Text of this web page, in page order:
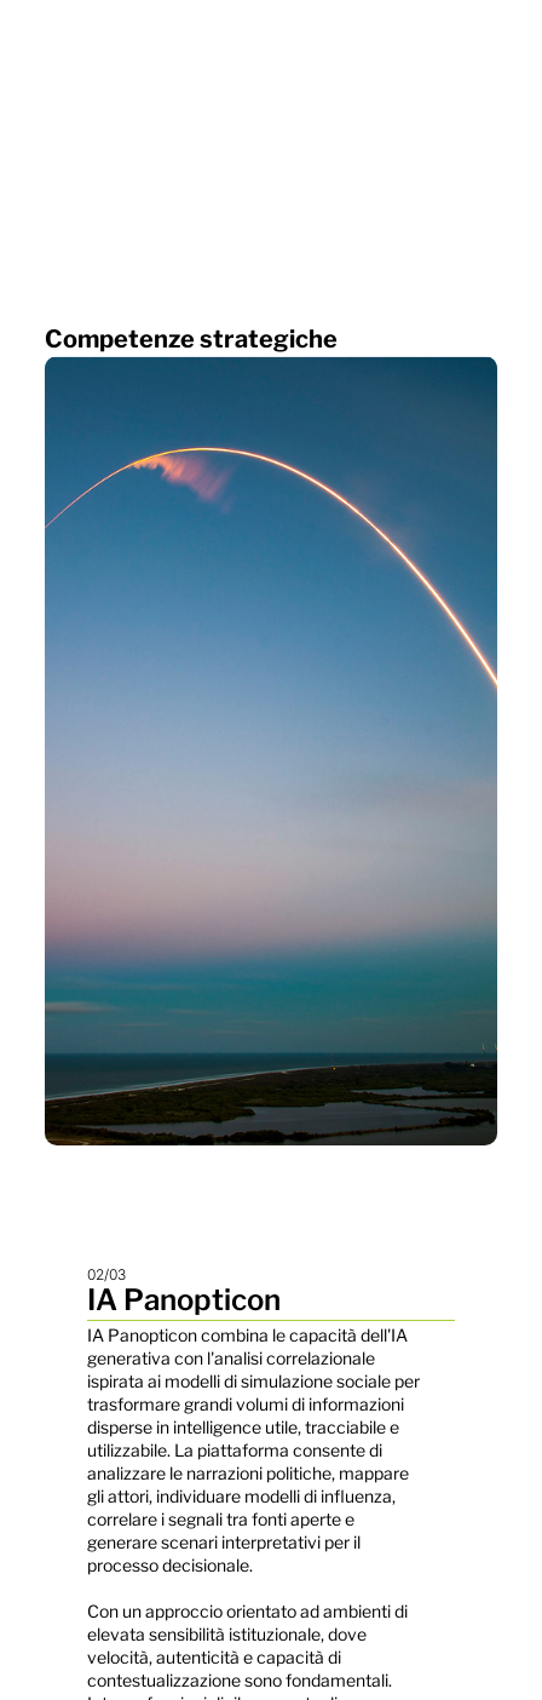
Competenze strategiche
02/03
IA Panopticon
IA Panopticon combina le capacità dell'IA
generativa con l'analisi correlazionale
ispirata ai modelli di simulazione sociale per
trasformare grandi volumi di informazioni
disperse in intelligence utile, tracciabile e
utilizzabile. La piattaforma consente di
analizzare le narrazioni politiche, mappare
gli attori, individuare modelli di influenza,
correlare i segnali tra fonti aperte e
generare scenari interpretativi per il
processo decisionale.
Con un approccio orientato ad ambienti di
elevata sensibilità istituzionale, dove
velocità, autenticità e capacità di
contestualizzazione sono fondamentali.